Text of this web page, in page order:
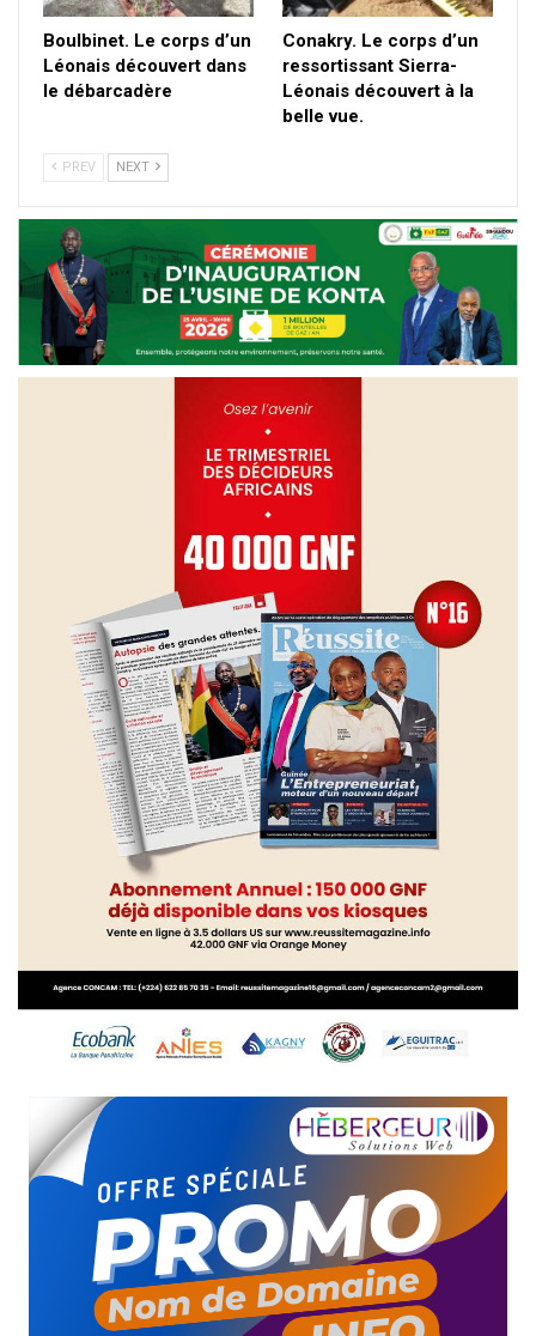
Boulbinet. Le corps d’un
Léonais découvert dans
le débarcadère
Conakry. Le corps d’un
ressortissant Sierra-
Léonais découvert à la
belle vue.
PREV NEXT